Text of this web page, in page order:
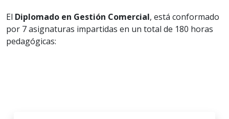
El Diplomado en Gestión Comercial, está conformado
por 7 asignaturas impartidas en un total de 180 horas
pedagógicas: